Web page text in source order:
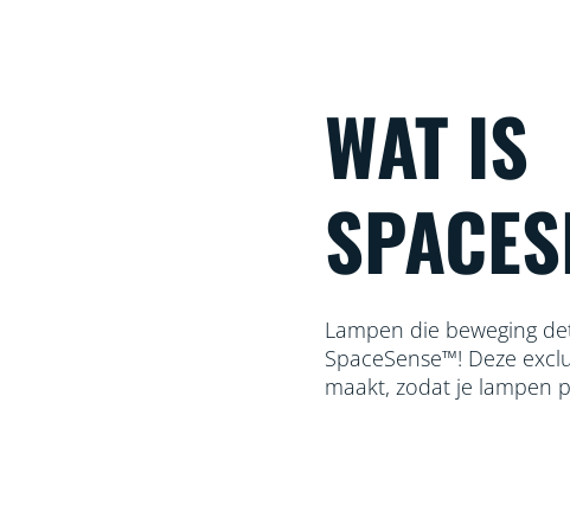
WAT IS
Lampen die beweging
SpaceSense™! Deze
maakt, zodat je lampen